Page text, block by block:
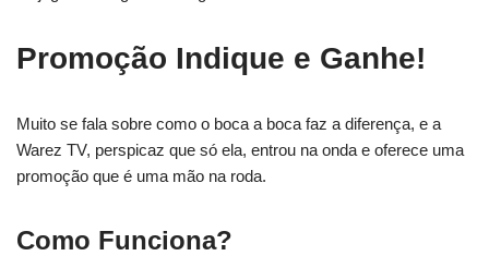
Promoção Indique e Ganhe!
Muito se fala sobre como o boca a boca faz a diferença, e a
Warez TV, perspicaz que só ela, entrou na onda e oferece uma
promoção que é uma mão na roda.
Como Funciona?